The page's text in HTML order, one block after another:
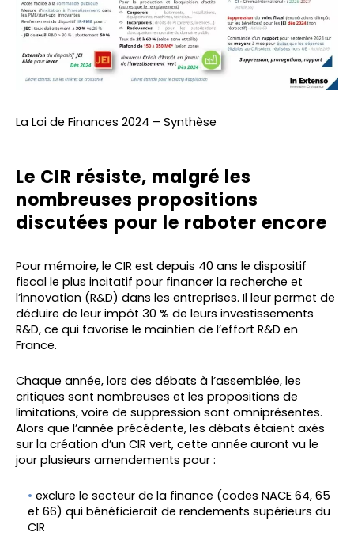
La Loi de Finances 2024 – Synthèse
Le CIR résiste, malgré les
nombreuses propositions
discutées pour le raboter encore
Pour mémoire, le CIR est depuis 40 ans le dispositif
fiscal le plus incitatif pour financer la recherche et
l’innovation (R&D) dans les entreprises. Il leur permet de
déduire de leur impôt 30 % de leurs investissements
R&D, ce qui favorise le maintien de l’effort R&D en
France.
Chaque année, lors des débats à l’assemblée, les
critiques sont nombreuses et les propositions de
limitations, voire de suppression sont omniprésentes.
Alors que l’année précédente, les débats étaient axés
sur la création d’un CIR vert, cette année auront vu le
jour plusieurs amendements pour :
exclure le secteur de la finance (codes NACE 64, 65
et 66) qui bénéficierait de rendements supérieurs du
CIR